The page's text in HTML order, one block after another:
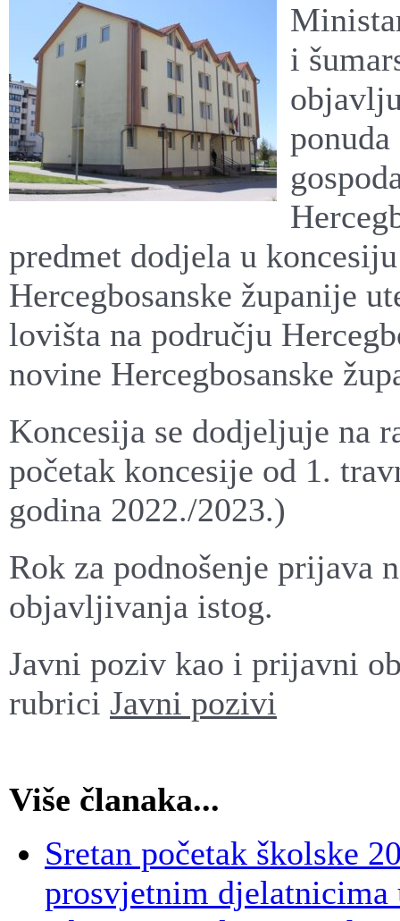
i
predmet dodjela u
Hercegbosanske županije
lovišta na području
novine Hercegbosanske
Koncesija se dodjeljuje na
početak koncesije od 1.
godina 2022./2023.)
Rok za podnošenje prijava
objavljivanja istog.
Javni poziv kao i prijavni
rubrici Javni pozivi
Više članaka...
Sretan početak školske
prosvjetnim djelatnicima